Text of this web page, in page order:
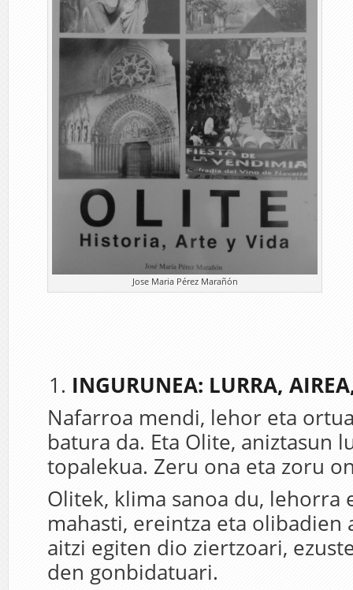
Jose Maria Pérez Marañón
INGURUNEA: LURRA,
Nafarroa mendi, lehor eta
batura da. Eta Olite, aniztasun
topalekua. Zeru ona eta zoru
Olitek, klima sanoa du, lehorra
mahasti, ereintza eta olibadien
aitzi egiten dio ziertzoari,
den gonbidatuari.